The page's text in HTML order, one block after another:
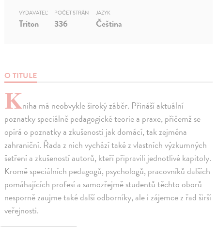
O TITULE
Kniha má neobvykle široký záběr. Přináší aktuální
poznatky speciálně pedagogické teorie a praxe, přičemž se
opírá o poznatky a zkušenosti jak domácí, tak zejména
zahraniční. Řada z nich vychází také z vlastních výzkumných
šetření a zkušeností autorů, kteří připravili jednotlivé kapitoly.
Kromě speciálních pedagogů, psychologů, pracovníků dalších
pomáhajících profesí a samozřejmě studentů těchto oborů
nesporně zaujme také další odborníky, ale i zájemce z řad širší
veřejnosti.
VYDAVATEĽ
Triton
POČET STRÁN
336
JAZYK
Čeština